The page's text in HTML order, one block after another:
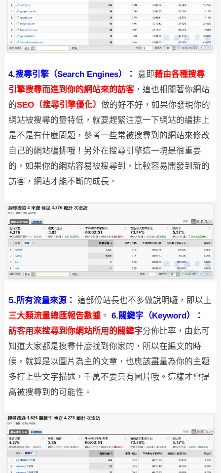
4.搜尋引擎（Search Engines）： 意即藉由各種搜尋
引擎搜尋而進到你的網站來的訪客 ，這也相關著你網站
的SEO（搜尋引擎優化） 做的好不好，如果你發現你的
網站被搜尋的量特低，就要趕緊注意一下網站的編排上
是不是有什麼問題，參考一些常被搜尋到的網站來修改
自己的網站編排哦！另外在搜尋引擎這一塊是很重要
的，如果你的網站容易被搜尋到，比較容易開發到新的
訪客，網站才能不斷的成長。
5.所有流量來源： 這部份站長也不多做說明囉，即以上
三大類流量總匯報告數據 。 6.關鍵字（Keyword）：
訪客用來搜尋到你網站所用的關鍵字分佈比率，由此可
知道大家都是搜尋什麼找到 你家的，所以在編文的時
候，就算是以圖片為主的文章，也應該盡量為你的主題
多打上些文字描述，千萬不要只有圖片哦。這樣才會提
高被搜尋到的可能性。